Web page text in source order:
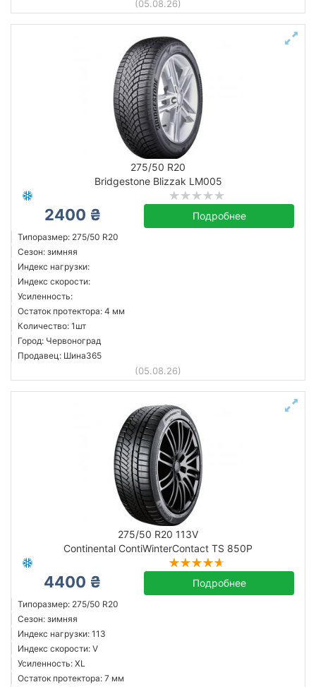
(05.08.26)
275/50 R20
Bridgestone Blizzak LM005
2400 ₴ Подробнее
Типоразмер: 275/50 R20
Сезон: зимняя
Индекс нагрузки:
Индекс скорости:
Усиленность:
Остаток протектора: 4 мм
Количество: 1шт
Город: Червоноград
Продавец: Шина365
(05.08.26)
275/50 R20 113V
Continental ContiWinterContact TS 850P
4400 ₴ Подробнее
Типоразмер: 275/50 R20
Сезон: зимняя
Индекс нагрузки: 113
Индекс скорости: V
Усиленность: XL
Остаток протектора: 7 мм